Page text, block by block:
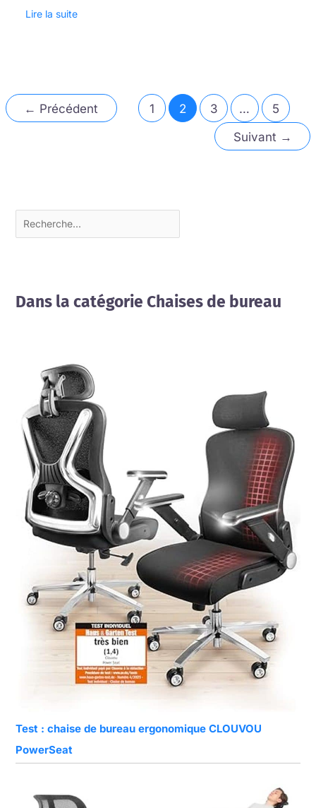
Lire la suite
← Précédent 1 2 3 …
5
Suivant →
Dans la catégorie Chaises de bureau
Test : chaise de bureau ergonomique CLOUVOU
PowerSeat